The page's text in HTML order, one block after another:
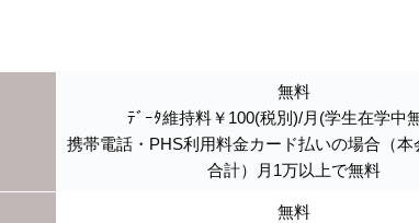
無料
ﾃﾞｰﾀ維持料￥100(税別)/月(学生在学中
携帯電話・PHS利用料金カード払いの場合（本
合計）月1万以上で無料
無料